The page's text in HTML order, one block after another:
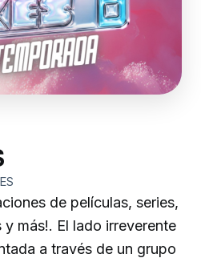
ES
de películas, series,
más!. El lado irreverente
través de un grupo